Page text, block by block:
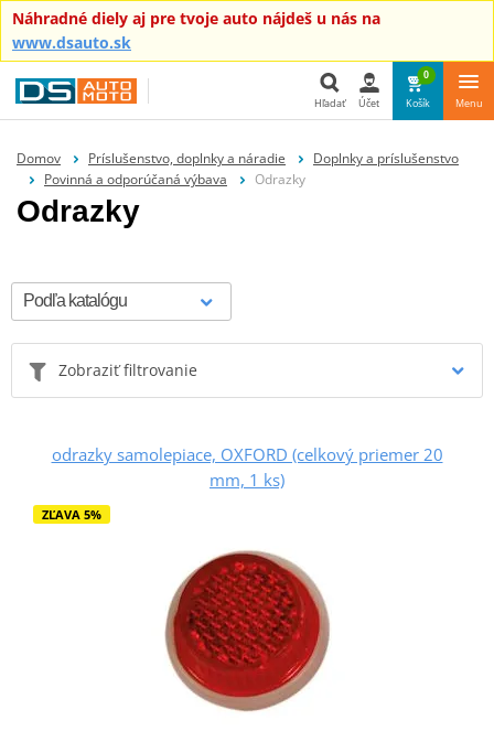
Náhradné diely aj pre tvoje auto nájdeš u nás na
www.dsauto.sk
Hľadať
Hľadať Účet
0
Košík Menu
Domov Príslušenstvo, doplnky a náradie
Doplnky a príslušenstvo
Povinná a odporúčaná výbava
Odrazky
Odrazky
Zobraziť filtrovanie
odrazky samolepiace, OXFORD (celkový priemer 20
mm, 1 ks)
ZĽAVA 5%